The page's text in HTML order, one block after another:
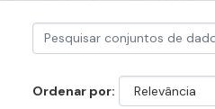
Ordenar por